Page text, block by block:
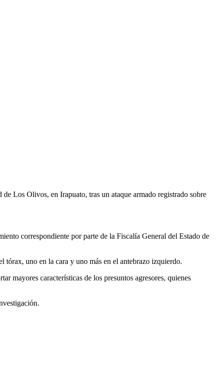
Los Olivos, en Irapuato, tras un ataque armado registrado sobre
correspondiente por parte de la Fiscalía General del Estado de
tórax, uno en la cara y uno más en el antebrazo izquierdo.
mayores características de los presuntos agresores, quienes